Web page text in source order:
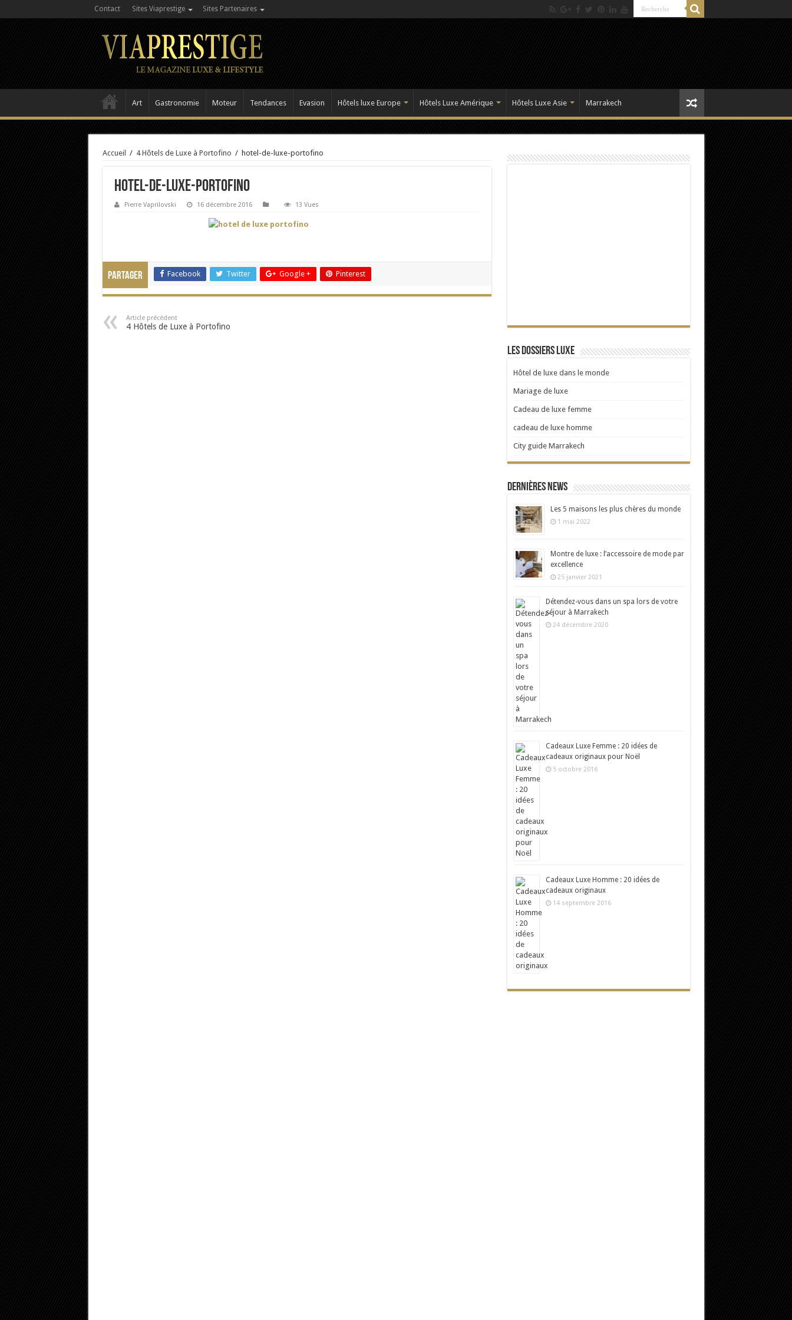
Contact Sites Viaprestige Sites Partenaires
Art Gastronomie Moteur Tendances Evasion Hôtels luxe Europe Hôtels Luxe Amérique Hôtels Luxe Asie Marrakech
Accueil / 4 Hôtels de Luxe à Portofino / hotel-de-luxe-portofino
hotel-de-luxe-portofino
Pierre Vaprilovski 16 décembre 2016 13 Vues
Partager Facebook Twitter Google + Pinterest
Article précédent
4 Hôtels de Luxe à Portofino
Les dossiers Luxe
Hôtel de luxe dans le monde
Mariage de luxe
Cadeau de luxe femme
cadeau de luxe homme
City guide Marrakech
Dernières news
Les 5 maisons les plus chères du monde
1 mai 2022
Montre de luxe : l’accessoire de mode par
excellence
25 janvier 2021
Détendez-vous dans un spa lors de votre
séjour à Marrakech
24 décembre 2020
Cadeaux Luxe Femme : 20 idées de
cadeaux originaux pour Noël
5 octobre 2016
Cadeaux Luxe Homme : 20 idées de
cadeaux originaux
14 septembre 2016